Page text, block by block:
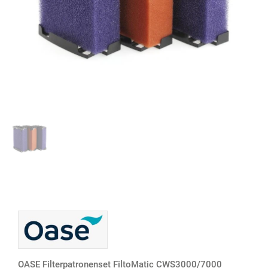
OASE Filterpatronenset FiltoMatic CWS3000/7000